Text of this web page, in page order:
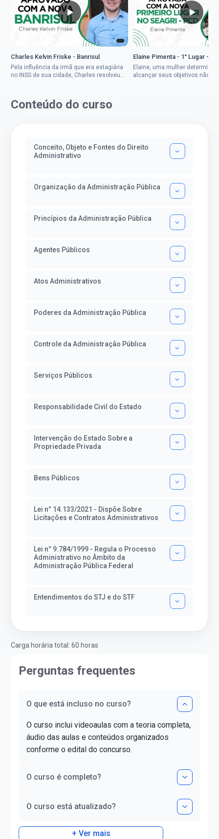
Charles Kelvin Friske - Banrisul
Pela influência da irmã que era estagiária
no INSS de sua cidade, Charles resolveu
Elaine Pimenta - 1° Lugar -
Elaine, uma mulher
alcançar seus objetivos não
Conteúdo do curso
Conceito, Objeto e Fontes do Direito
Administrativo
Organização da Administração Pública
Princípios da Administração Pública
Agentes Públicos
Atos Administrativos
Poderes da Administração Pública
Controle da Administração Pública
Serviços Públicos
Responsabilidade Civil do Estado
Intervenção do Estado Sobre a
Propriedade Privada
Bens Públicos
Lei n° 14.133/2021 - Dispõe Sobre
Licitações e Contratos Administrativos
Lei n° 9.784/1999 - Regula o Processo
Administrativo no Âmbito da
Administração Pública Federal
Entendimentos do STJ e do STF
Carga horária total: 60 horas
Perguntas frequentes
O que está incluso no curso?
O curso inclui videoaulas com a teoria completa,
áudio das aulas e conteúdos organizados
conforme o edital do concurso.
O curso é completo?
O curso está atualizado?
+ Ver mais